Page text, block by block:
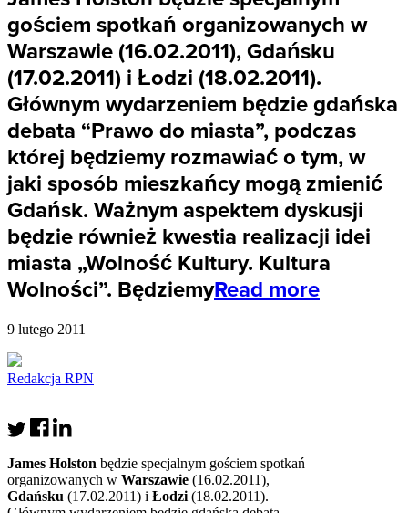
gościem spotkań organizowanych w
Warszawie (16.02.2011), Gdańsku
(17.02.2011) i Łodzi (18.02.2011).
Głównym wydarzeniem będzie gdańska
debata “Prawo do miasta”, podczas
której będziemy rozmawiać o tym, w
jaki sposób mieszkańcy mogą zmienić
Gdańsk. Ważnym aspektem dyskusji
będzie również kwestia realizacji idei
miasta „Wolność Kultury. Kultura
Wolności”. BędziemyRead more
9 lutego 2011
Redakcja RPN
James Holston będzie specjalnym gościem spotkań
organizowanych w Warszawie (16.02.2011),
Gdańsku (17.02.2011) i Łodzi (18.02.2011).